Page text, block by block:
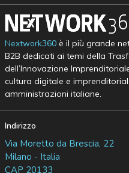
Nextwork360è il più grande
B2B dedicati ai temi della
dell’Innovazione
cultura digitale e
amministrazioni italiane.
Indirizzo
Via Moretto da Brescia, 22
Milano - Italia
CAP 20133